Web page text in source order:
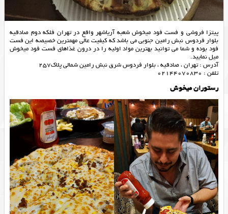
پیتزا فروشی و فست فود میخوش شعبه آریاشهر واقع در تهران فلکه دوم صادقیه
بلوار فردوس نبش رامین جنوبی می باشد که کیفیت عالی مهمترین خصیصه این فست
فود بوده و شما می توانید بهترین مواد اولیه را در درون غذاهای فست فود میخوش
میل نمایید.
آدرس : تهران ، صادقیه ، بلوار فردوس شرق نبش رامین شمالی پلاک257
تلفن : 02144070830
رستوران میخوش